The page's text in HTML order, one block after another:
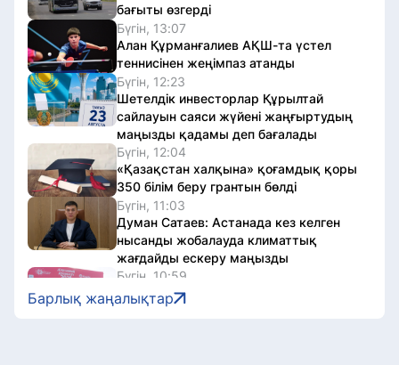
бағыты өзгерді
Бүгін, 13:07
Алан Құрманғалиев АҚШ-та үстел
теннисінен жеңімпаз атанды
Бүгін, 12:23
Шетелдік инвесторлар Құрылтай
сайлауын саяси жүйені жаңғыртудың
маңызды қадамы деп бағалады
Бүгін, 12:04
«Қазақстан халқына» қоғамдық қоры
350 білім беру грантын бөлді
Бүгін, 11:03
Думан Сатаев: Астанада кез келген
нысанды жобалауда климаттық
жағдайды ескеру маңызды
Бүгін, 10:59
Астанада Jüregımnıñ Jenımpazy
жүгірісіне 7 мың адам қатысты
Барлық жаңалықтар